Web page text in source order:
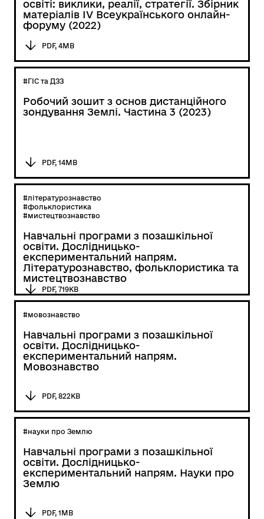
освіті: виклики, реалії, стратегії. Збірник
матеріалів ІV Всеукраїнського онлайн-
форуму (2022)
PDF, 4MB
#ГІС та ДЗЗ
Робочий зошит з основ дистанційного
зондування Землі. Частина 3 (2023)
PDF, 14MB
#літературознавство
#фольклористика
#мистецтвознавство
Навчальні програми з позашкільної
освіти. Дослідницько-
експериментальний напрям.
Літературознавство, фольклористика та
мистецтвознавство
PDF, 719KB
#мовознавство
Навчальні програми з позашкільної
освіти. Дослідницько-
експериментальний напрям.
Мовознавство
PDF, 822KB
#науки про Землю
Навчальні програми з позашкільної
освіти. Дослідницько-
експериментальний напрям. Науки про
Землю
PDF, 1MB